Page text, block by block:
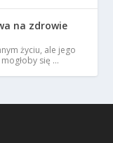
na zdrowie
życiu, ale jego
się …